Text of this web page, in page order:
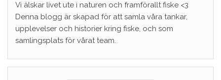
Vi älskar livet ute i naturen och framförallt fiske <3
Denna blogg är skapad för att samla våra tankar,
upplevelser och historier kring fiske, och som
samlingsplats för vårat team.